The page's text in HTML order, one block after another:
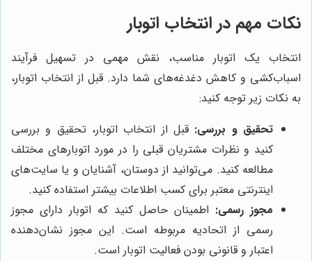
نکات مهم در انتخاب اتوبار
انتخاب یک اتوبار مناسب، نقش مهمی در تسهیل فرآیند
اسباب‌کشی و کاهش دغدغه‌های شما دارد. قبل از انتخاب اتوبار،
به نکات زیر توجه کنید:
تحقیق و بررسی: قبل از انتخاب اتوبار، تحقیق و بررسی
کنید و نظرات مشتریان قبلی را در مورد اتوبارهای مختلف
مطالعه کنید. می‌توانید از دوستان، آشنایان و یا سایت‌های
اینترنتی معتبر برای کسب اطلاعات بیشتر استفاده کنید.
مجوز رسمی: اطمینان حاصل کنید که اتوبار دارای مجوز
رسمی از اتحادیه مربوطه است. این مجوز نشان‌دهنده
اعتبار و قانونی بودن فعالیت اتوبار است.